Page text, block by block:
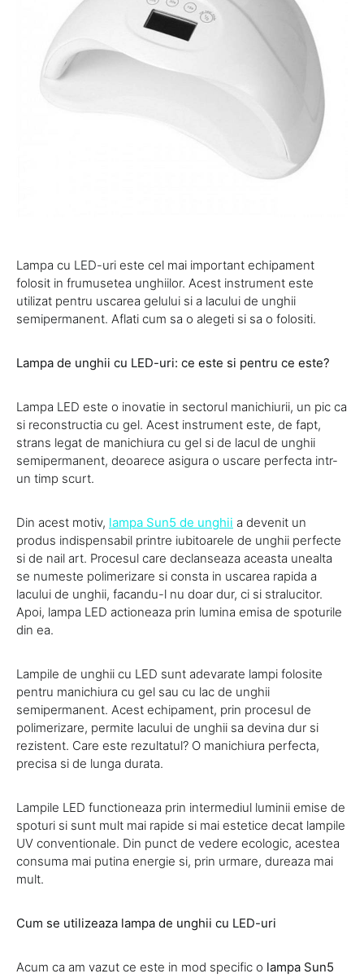
Lampa cu LED-uri este cel mai important echipament
folosit in frumusetea unghiilor. Acest instrument este
utilizat pentru uscarea gelului si a lacului de unghii
semipermanent. Aflati cum sa o alegeti si sa o folositi.
Lampa de unghii cu LED-uri: ce este si pentru ce este?
Lampa LED este o inovatie in sectorul manichiurii, un pic ca
si reconstructia cu gel. Acest instrument este, de fapt,
strans legat de manichiura cu gel si de lacul de unghii
semipermanent, deoarece asigura o uscare perfecta intr-
un timp scurt.
Din acest motiv, lampa Sun5 de unghii a devenit un
produs indispensabil printre iubitoarele de unghii perfecte
si de nail art. Procesul care declanseaza aceasta unealta
se numeste polimerizare si consta in uscarea rapida a
lacului de unghii, facandu-l nu doar dur, ci si stralucitor.
Apoi, lampa LED actioneaza prin lumina emisa de spoturile
din ea.
Lampile de unghii cu LED sunt adevarate lampi folosite
pentru manichiura cu gel sau cu lac de unghii
semipermanent. Acest echipament, prin procesul de
polimerizare, permite lacului de unghii sa devina dur si
rezistent. Care este rezultatul? O manichiura perfecta,
precisa si de lunga durata.
Lampile LED functioneaza prin intermediul luminii emise de
spoturi si sunt mult mai rapide si mai estetice decat lampile
UV conventionale. Din punct de vedere ecologic, acestea
consuma mai putina energie si, prin urmare, dureaza mai
mult.
Cum se utilizeaza lampa de unghii cu LED-uri
Acum ca am vazut ce este in mod specific o lampa Sun5